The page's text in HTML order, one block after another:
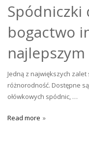
Spódniczki
bogactwo
Jedną z największych
różnorodność. Dostępne
ołówkowych spódnic, …
Read more